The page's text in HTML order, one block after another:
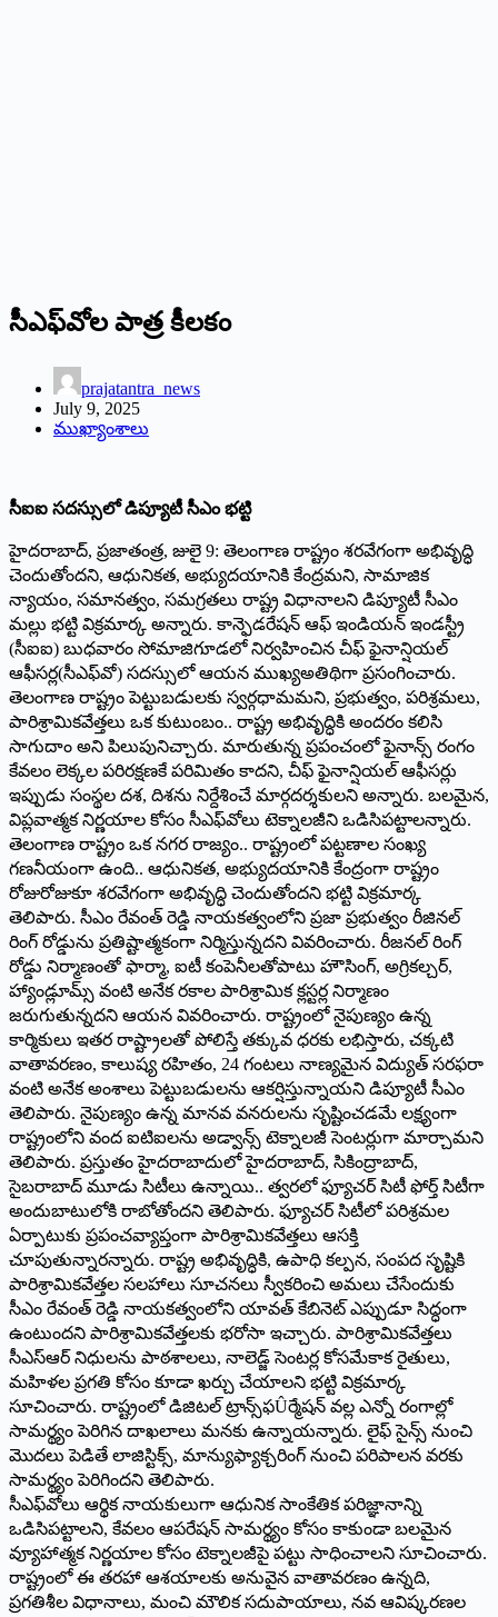
సీఎఫ్‌వోల పాత్ర కీలకం
prajatantra_news
July 9, 2025
ముఖ్యాంశాలు
సీఐఐ సదస్సులో డిప్యూటీ సీఎం భట్టి
హైదరాబాద్‌, ప్రజాతంత్ర, జులై 9: తెలంగాణ రాష్ట్రం శరవేగంగా అభివృద్ధి
చెందుతోందని, ఆధునికత, అభ్యుదయానికి కేంద్రమని, సామాజిక
న్యాయం, సమానత్వం, సమగ్రతలు రాష్ట్ర విధానాలని డిప్యూటీ సీఎం
మల్లు భట్టి విక్రమార్క అన్నారు. కాన్ఫెడరేషన్‌ ఆఫ్‌ ఇండియన్‌ ఇండస్ట్రీ
(సీఐఐ) బుధవారం సోమాజిగూడలో నిర్వహించిన చీఫ్‌ ఫైనాన్షియల్‌
ఆఫీసర్ల(సీఎఫ్‌వో) సదస్సులో ఆయన ముఖ్యఅతిథిగా ప్రసంగించారు.
తెలంగాణ రాష్ట్రం పెట్టుబడులకు స్వర్గధామమని, ప్రభుత్వం, పరిశ్రమలు,
పారిశ్రామికవేత్తలు ఒక కుటుంబం.. రాష్ట్ర అభివృద్ధికి అందరం కలిసి
సాగుదాం అని పిలుపునిచ్చారు. మారుతున్న ప్రపంచంలో ఫైనాన్స్‌ రంగం
కేవలం లెక్కల పరిరక్షణకే పరిమితం కాదని, చీఫ్‌ ఫైనాన్షియల్‌ ఆఫీసర్లు
ఇప్పుడు సంస్థల దశ, దిశను నిర్దేశించే మార్గదర్శకులని అన్నారు. బలమైన,
విప్లవాత్మక నిర్ణయాల కోసం సీఎఫ్‌వోలు టెక్నాలజీని ఒడిసిపట్టాలన్నారు.
తెలంగాణ రాష్ట్రం ఒక నగర రాజ్యం.. రాష్ట్రంలో పట్టణాల సంఖ్య
గణనీయంగా ఉంది.. ఆధునికత, అభ్యుదయానికి కేంద్రంగా రాష్ట్రం
రోజురోజుకూ శరవేగంగా అభివృద్ధి చెందుతోందని భట్టి విక్రమార్క
తెలిపారు. సీఎం రేవంత్‌ రెడ్డి నాయకత్వంలోని ప్రజా ప్రభుత్వం రీజినల్‌
రింగ్‌ రోడ్డును ప్రతిష్టాత్మకంగా నిర్మిస్తున్నదని వివరించారు. రీజనల్‌ రింగ్‌
రోడ్డు నిర్మాణంతో ఫార్మా, ఐటీ కంపెనీలతోపాటు హౌసింగ్‌, అగ్రికల్చర్‌,
హ్యాండ్లూమ్స్‌ వంటి అనేక రకాల పారిశ్రామిక క్లస్టర్ల నిర్మాణం
జరుగుతున్నదని ఆయన వివరించారు. రాష్ట్రంలో నైపుణ్యం ఉన్న
కార్మికులు ఇతర రాష్ట్రాలతో పోలిస్తే తక్కువ ధరకు లభిస్తారు, చక్కటి
వాతావరణం, కాలుష్య రహితం, 24 గంటలు నాణ్యమైన విద్యుత్‌ సరఫరా
వంటి అనేక అంశాలు పెట్టుబడులను ఆకర్షిస్తున్నాయని డిప్యూటీ సీఎం
తెలిపారు. నైపుణ్యం ఉన్న మానవ వనరులను సృష్టించడమే లక్ష్యంగా
రాష్ట్రంలోని వంద ఐటిఐలను అడ్వాన్స్‌ టెక్నాలజీ సెంటర్లుగా మార్చామని
తెలిపారు. ప్రస్తుతం హైదరాబాదులో హైదరాబాద్‌, సికింద్రాబాద్‌,
సైబరాబాద్‌ మూడు సిటీలు ఉన్నాయి.. త్వరలో ఫ్యూచర్‌ సిటీ ఫోర్త్‌ సిటీగా
అందుబాటులోకి రాబోతోందని తెలిపారు. ఫ్యూచర్‌ సిటీలో పరిశ్రమల
ఏర్పాటుకు ప్రపంచవ్యాప్తంగా పారిశ్రామికవేత్తలు ఆసక్తి
చూపుతున్నారన్నారు. రాష్ట్ర అభివృద్ధికి, ఉపాధి కల్పన, సంపద సృష్టికి
పారిశ్రామికవేత్తల సలహాలు సూచనలు స్వీకరించి అమలు చేసేందుకు
సీఎం రేవంత్‌ రెడ్డి నాయకత్వంలోని యావత్‌ కేబినెట్‌ ఎప్పుడూ సిద్ధంగా
ఉంటుందని పారిశ్రామికవేత్తలకు భరోసా ఇచ్చారు. పారిశ్రామికవేత్తలు
సీఎస్‌ఆర్‌ నిధులను పాఠశాలలు, నాలెడ్జ్‌ సెంటర్ల కోసమేకాక రైతులు,
మహిళల ప్రగతి కోసం కూడా ఖర్చు చేయాలని భట్టి విక్రమార్క
సూచించారు. రాష్ట్రంలో డిజిటల్‌ ట్రాన్స్‌ఫÛర్మేషన్‌ వల్ల ఎన్నో రంగాల్లో
సామర్థ్యం పెరిగిన దాఖలాలు మనకు ఉన్నాయన్నారు. లైఫ్‌ సైన్స్‌ నుంచి
మొదలు పెడితే లాజిస్టిక్స్‌, మాన్యుఫ్యాక్చరింగ్‌ నుంచి పరిపాలన వరకు
సామర్థ్యం పెరిగిందని తెలిపారు.
సీఎఫ్‌వోలు ఆర్థిక నాయకులుగా ఆధునిక సాంకేతిక పరిజ్ఞానాన్ని
ఒడిసిపట్టాలని, కేవలం ఆపరేషన్‌ సామర్థ్యం కోసం కాకుండా బలమైన
వ్యూహాత్మక నిర్ణయాల కోసం టెక్నాలజీపై పట్టు సాధించాలని సూచించారు.
రాష్ట్రంలో ఈ తరహా ఆశయాలకు అనువైన వాతావరణం ఉన్నది,
ప్రగతిశీల విధానాలు, మంచి మౌలిక సదుపాయాలు, నవ ఆవిష్కరణల